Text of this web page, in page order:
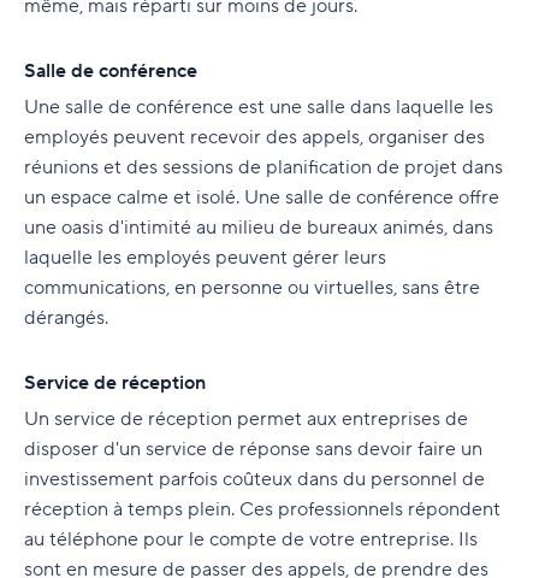
même, mais réparti sur moins de jours.
Salle de conférence
Une salle de conférence est une salle dans laquelle les
employés peuvent recevoir des appels, organiser des
réunions et des sessions de planification de projet dans
un espace calme et isolé. Une salle de conférence offre
une oasis d'intimité au milieu de bureaux animés, dans
laquelle les employés peuvent gérer leurs
communications, en personne ou virtuelles, sans être
dérangés.
Service de réception
Un service de réception permet aux entreprises de
disposer d'un service de réponse sans devoir faire un
investissement parfois coûteux dans du personnel de
réception à temps plein. Ces professionnels répondent
au téléphone pour le compte de votre entreprise. Ils
sont en mesure de passer des appels, de prendre des